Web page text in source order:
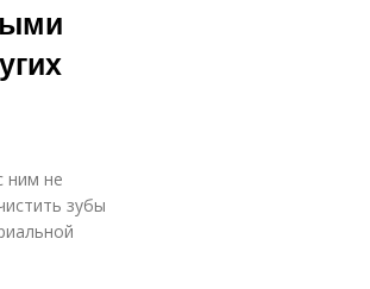
ним не
зубы